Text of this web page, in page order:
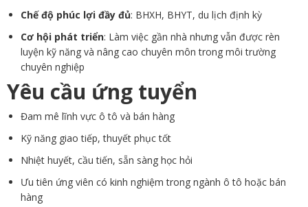
Chế độ phúc lợi đầy đủ: BHXH, BHYT, du lịch định kỳ
Cơ hội phát triển: Làm việc gần nhà nhưng vẫn được rèn
luyện kỹ năng và nâng cao chuyên môn trong môi trường
chuyên nghiệp
Yêu cầu ứng tuyển
Đam mê lĩnh vực ô tô và bán hàng
Kỹ năng giao tiếp, thuyết phục tốt
Nhiệt huyết, cầu tiến, sẵn sàng học hỏi
Ưu tiên ứng viên có kinh nghiệm trong ngành ô tô hoặc bán
hàng